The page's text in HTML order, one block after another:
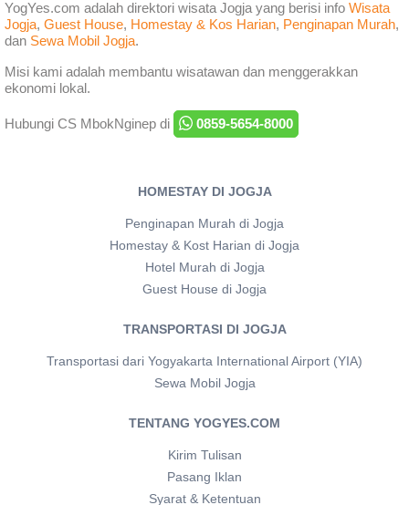
YogYes.com adalah direktori wisata Jogja yang berisi info Wisata
Jogja, Guest House, Homestay & Kos Harian, Penginapan Murah,
dan Sewa Mobil Jogja.
Misi kami adalah membantu wisatawan dan menggerakkan
ekonomi lokal.
Hubungi CS MbokNginep di 0859-5654-8000
HOMESTAY DI JOGJA
Penginapan Murah di Jogja
Homestay & Kost Harian di Jogja
Hotel Murah di Jogja
Guest House di Jogja
TRANSPORTASI DI JOGJA
Transportasi dari Yogyakarta International Airport (YIA)
Sewa Mobil Jogja
TENTANG YOGYES.COM
Kirim Tulisan
Pasang Iklan
Syarat & Ketentuan